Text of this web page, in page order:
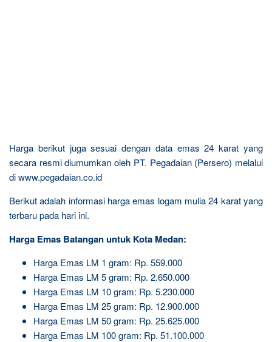
Harga berikut juga sesuai dengan data emas 24 karat yang
secara resmi diumumkan oleh PT. Pegadaian (Persero) melalui
di www.pegadaian.co.id
Berikut adalah informasi harga emas logam mulia 24 karat yang
terbaru pada hari ini.
Harga Emas Batangan untuk Kota Medan:
Harga Emas LM 1 gram: Rp. 559.000
Harga Emas LM 5 gram: Rp. 2.650.000
Harga Emas LM 10 gram: Rp. 5.230.000
Harga Emas LM 25 gram: Rp. 12.900.000
Harga Emas LM 50 gram: Rp. 25.625.000
Harga Emas LM 100 gram: Rp. 51.100.000